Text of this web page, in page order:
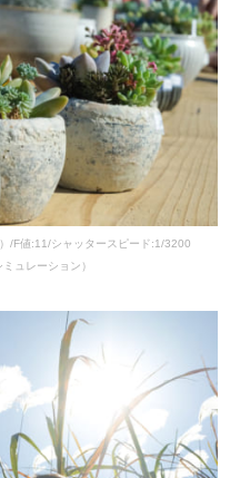
/F値:11/シャッタースピード:1/3200
ュレーション）